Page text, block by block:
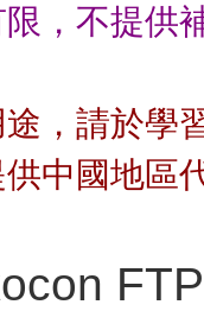
，不提供
，請於學
中國地區